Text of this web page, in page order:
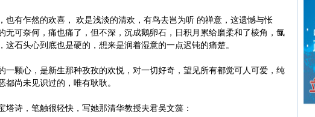
有乍然的欢喜， 欢是浅淡的清欢，有鸟去岂为听 的禅意，这遗憾与怅
无可奈何，痛也痛了，但不深，沉成鹅卵石，日积月累给磨柔和了棱角，氤
这石头心到底也是硬的，想来是润着湿意的一点迟钝的痛楚。
颗心，是新生那种孜孜的欢悦，对一切好奇，望见所有都觉可人可爱，纯
尚未见识过的，唯有耿耿。
诗，笔触很轻快，写她那清华教授夫君吴文藻：